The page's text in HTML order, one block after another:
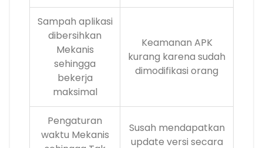
Sampah aplikasi
dibersihkan
Mekanis
sehingga
bekerja
maksimal
Keamanan APK
kurang karena sudah
dimodifikasi orang
Pengaturan
waktu Mekanis
Susah mendapatkan
update versi secara